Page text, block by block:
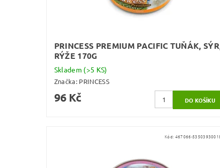
PRINCESS PREMIUM PACIFIC TUŇÁK,
RÝŽE 170G
Skladem (>5 KS)
Značka: PRINCESS
96 Kč
Kód: 467066-